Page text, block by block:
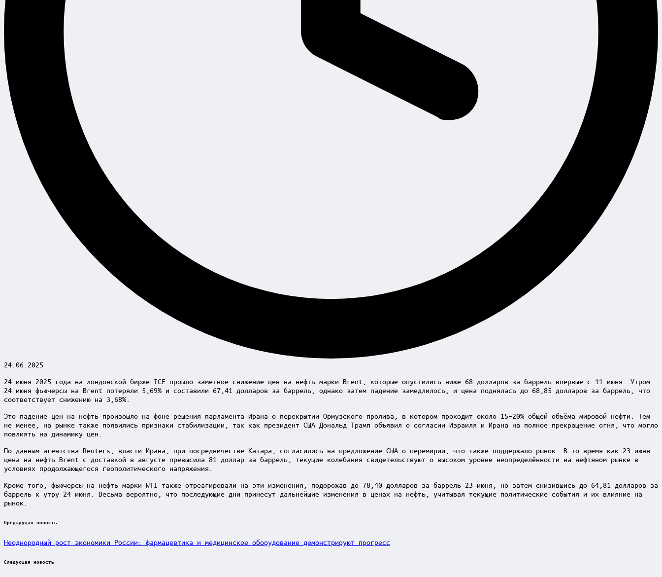
24.06.2025
24 июня 2025 года на лондонской бирже ICE прошло заметное снижение цен на нефть марки Brent, которые опустились ниже 68 долларов за баррель впервые с 11 июня. Утром
24 июня фьючерсы на Brent потеряли 5,69% и составили 67,41 долларов за баррель, однако затем падение замедлилось, и цена поднялась до 68,85 долларов за баррель, что
соответствует снижению на 3,68%.
Это падение цен на нефть произошло на фоне решения парламента Ирана о перекрытии Ормузского пролива, в котором проходит около 15–20% общей объёма мировой нефти. Тем
не менее, на рынке также появились признаки стабилизации, так как президент США Дональд Трамп объявил о согласии Израиля и Ирана на полное прекращение огня, что могло
повлиять на динамику цен.
По данным агентства Reuters, власти Ирана, при посредничестве Катара, согласились на предложение США о перемирии, что также поддержало рынок. В то время как 23 июня
цена на нефть Brent с доставкой в августе превысила 81 доллар за баррель, текущие колебания свидетельствуют о высоком уровне неопределённости на нефтяном рынке в
условиях продолжающегося геополитического напряжения.
Кроме того, фьючерсы на нефть марки WTI также отреагировали на эти изменения, подорожав до 78,40 долларов за баррель 23 июня, но затем снизившись до 64,81 долларов за
баррель к утру 24 июня. Весьма вероятно, что последующие дни принесут дальнейшие изменения в ценах на нефть, учитывая текущие политические события и их влияние на
рынок.
Post
Предыдущая новость
Неоднородный рост экономики России: фармацевтика и медицинское оборудование демонстрируют прогресс
Следующая новость